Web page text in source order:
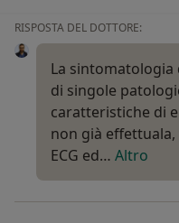
RISPOSTA DEL DOTTORE:
La sintomatologia
di singole
caratteristiche di
non già
ECG ed… Altro